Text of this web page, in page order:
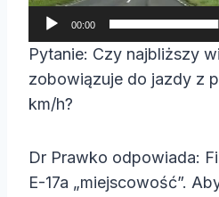
z
c
z
v
d
e
00:00
Pytanie: Czy najbliższy
zobowiązuje do jazdy z
km/h?
Dr Prawko odpowiada:
E-17a „miejscowość”.